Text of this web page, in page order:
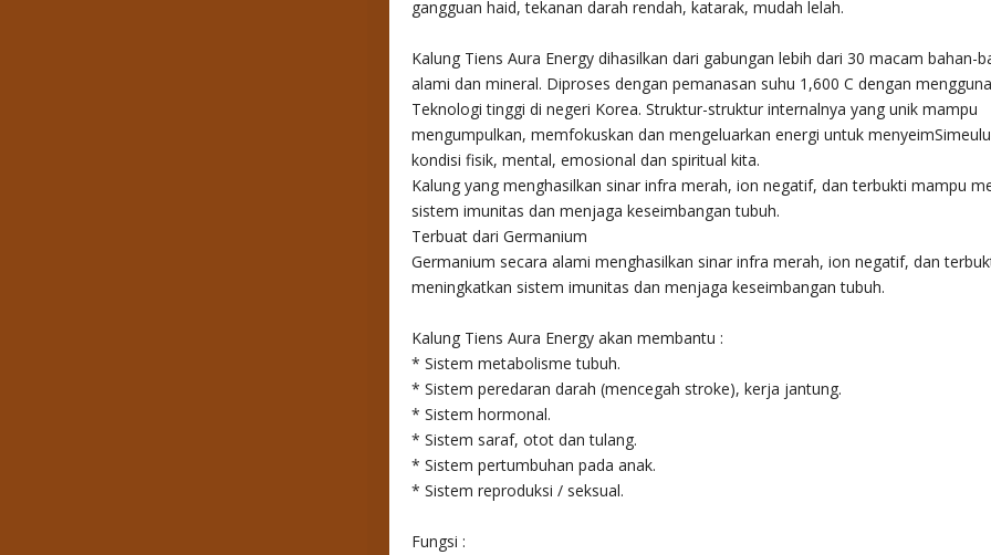
gangguan haid, tekanan darah rendah, katarak, mudah lelah.
Kalung Tiens Aura Energy dihasilkan dari gabungan lebih dari 30 macam bahan-
alami dan mineral. Diproses dengan pemanasan suhu 1,600 C dengan
Teknologi tinggi di negeri Korea. Struktur-struktur internalnya yang unik mampu
mengumpulkan, memfokuskan dan mengeluarkan energi untuk
kondisi fisik, mental, emosional dan spiritual kita.
Kalung yang menghasilkan sinar infra merah, ion negatif, dan terbukti mampu
sistem imunitas dan menjaga keseimbangan tubuh.
Terbuat dari Germanium
Germanium secara alami menghasilkan sinar infra merah, ion negatif, dan
meningkatkan sistem imunitas dan menjaga keseimbangan tubuh.
Kalung Tiens Aura Energy akan membantu :
* Sistem metabolisme tubuh.
* Sistem peredaran darah (mencegah stroke), kerja jantung.
* Sistem hormonal.
* Sistem saraf, otot dan tulang.
* Sistem pertumbuhan pada anak.
* Sistem reproduksi / seksual.
Fungsi :